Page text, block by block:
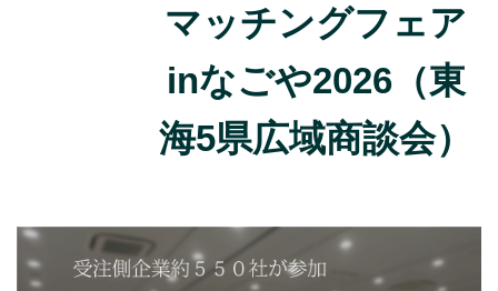
地域創生起業支援事業(創業者向け補助金)
令和4年度交付決定者用書類
令和5年度交付決定者用書類
令和7年度交付決定者用書類
マッチングフェア
inなごや2026（東
海5県広域商談会）